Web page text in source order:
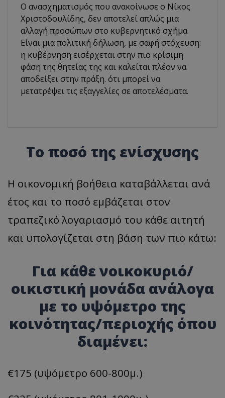
Ο ανασχηματισμός που ανακοίνωσε ο Νίκος
Χριστοδουλίδης, δεν αποτελεί απλώς μια
αλλαγή προσώπων στο κυβερνητικό σχήμα.
Είναι μια πολιτική δήλωση, με σαφή στόχευση:
η κυβέρνηση εισέρχεται στην πιο κρίσιμη
φάση της θητείας της και καλείται πλέον να
αποδείξει στην πράξη. ότι μπορεί να
μετατρέψει τις εξαγγελίες σε αποτελέσματα.
Το ποσό της ενίσχυσης
Η οικονομική βοήθεια καταβάλλεται ανά
έτος και το ποσό εμβάζεται στον
τραπεζικό λογαριασμό του κάθε αιτητή
και υπολογίζεται στη βάση των πιο κάτω:
Για κάθε νοικοκυριό/
οικιστική μονάδα ανάλογα
με το υψόμετρο της
κοινότητας/περιοχής όπου
διαμένει:
€175 (υψόμετρο 600-800μ.)